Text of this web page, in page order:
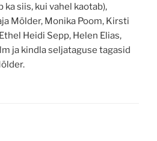
ka siis, kui vahel kaotab),
Mölder, Monika Poom, Kirsti
Heidi Sepp, Helen Elias,
ja kindla seljataguse tagasid